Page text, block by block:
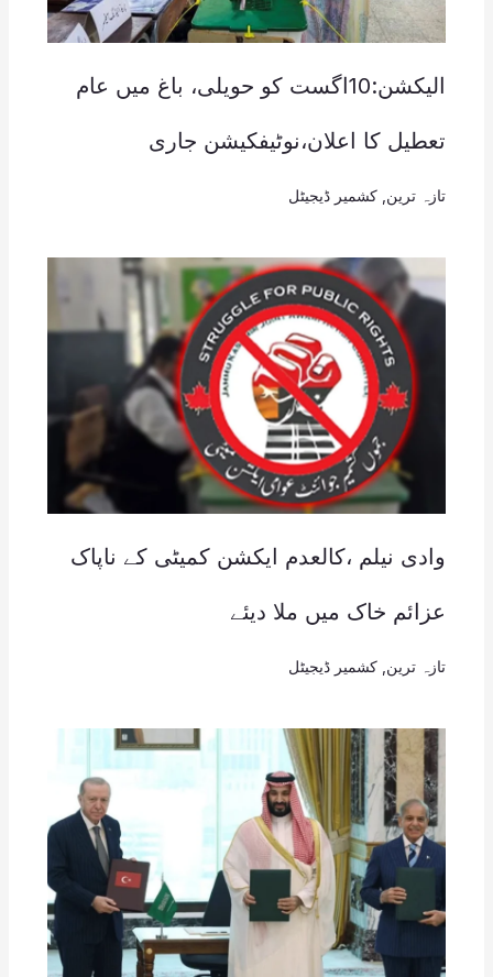
الیکشن:10اگست کو حویلی، باغ میں عام
تعطیل کا اعلان،نوٹیفکیشن جاری
تازہ ترین کشمیر ڈیجیٹل
وادی نیلم ،کالعدم ایکشن کمیٹی کے ناپاک
عزائم خاک میں ملا دیئے
تازہ ترین کشمیر ڈیجیٹل